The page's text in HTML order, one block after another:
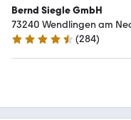
Bernd Siegle GmbH
73240 Wendlingen am
4.3 Sterne
(284)